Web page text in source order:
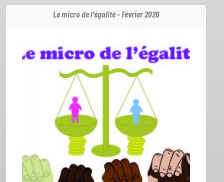
Le micro de l'égalité - Février 2026